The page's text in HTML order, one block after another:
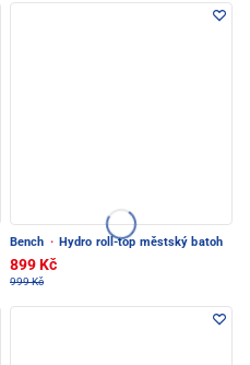
Bench · Hydro roll-top městský batoh
899 Kč
999 Kč